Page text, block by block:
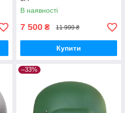
В наявності
7 500 ₴ 11 999 ₴
Купити
–33%